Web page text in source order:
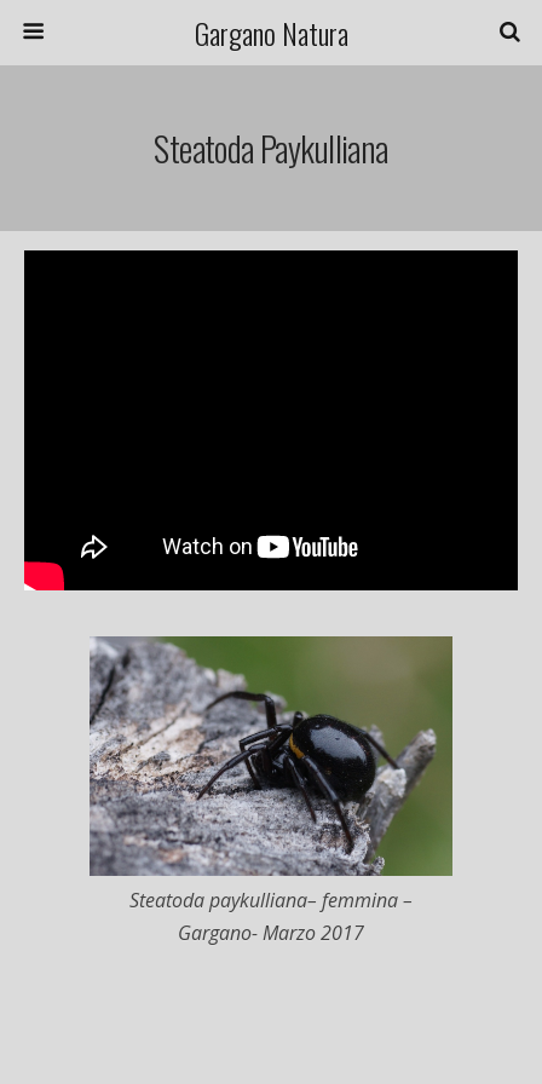
Gargano Natura
Steatoda Paykulliana
Steatoda paykulliana– femmina –
Gargano- Marzo 2017